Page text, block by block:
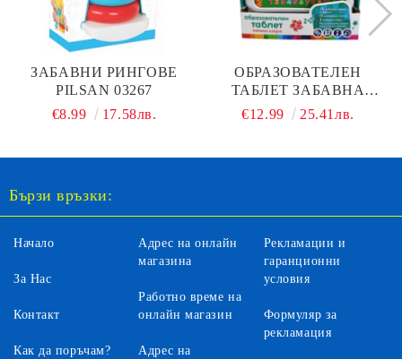
ЗАБАВНИ РИНГОВЕ
PILSAN 03267
€8.99
17.58лв.
ОБРАЗОВАТЕЛЕН
ТАБЛЕТ ЗАБАВНА
АЗБУКА НА БЪЛГАРСКИ
€12.99 25.41лв.
Бързи връзки:
Начало
За Нас
Контакт
Как да поръчам?
Адрес на онлайн
магазина
Работно време на
онлайн магазин
Адрес на
Рекламации и
гаранционни
условия
Формуляр за
рекламация